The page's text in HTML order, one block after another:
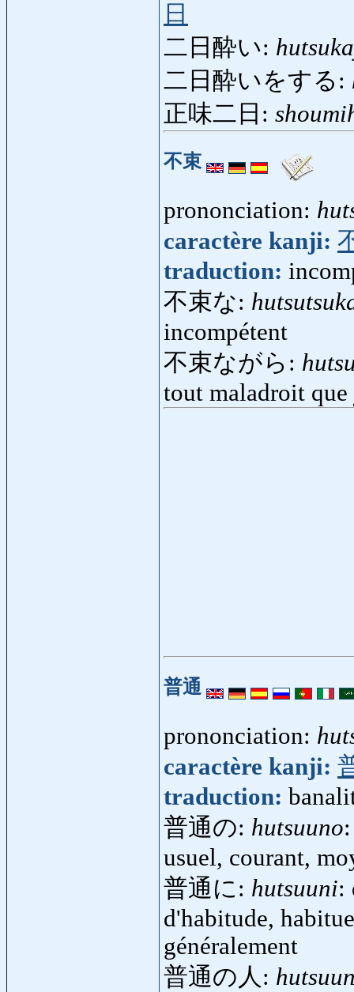
日
二日酔い:
二日酔いをする:
正味二日:
不束
prononciation:
caractère kanji:
traduction:
不束な:
incompétent
不束ながら:
tout maladroit que
普通
prononciation:
caractère kanji:
traduction:
普通の: hutsuuno
usuel, courant,
普通に: hutsuuni:
d'habitude,
généralement
普通の人: